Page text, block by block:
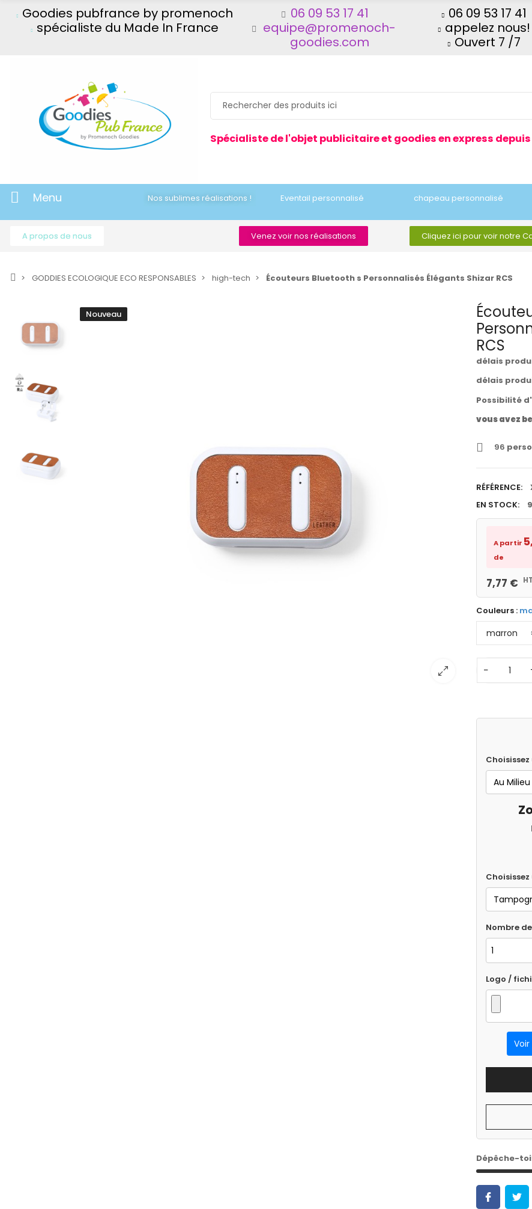
Goodies pubfrance by promenoch
spécialiste du Made In France
06 09 53 17 41
equipe@promenoch-
goodies.com
06 09 53 17 41
appelez nous!
Ouvert 7 /7
Spécialiste de l'objet publicitaire et goodies en express depuis
Menu Nos sublimes réalisations ! Eventail personnalisé chapeau personnalisé
A propos de nous Venez voir nos réalisations Cliquez ici pour voir notre
GODDIES ECOLOGIQUE ECO RESPONSABLES high-tech Écouteurs Bluetooth s Personnalisés Élégants Shizar RCS
Nouveau
RCS
délais
délais
Possibilité
vous avez
96
RÉFÉRENCE:
EN STOCK:
A partir
de
7,77 € HT
Couleurs :
−
Choisissez
Nombre
Logo /
Dépêche-